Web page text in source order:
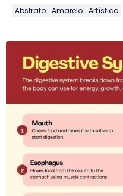
Abstrato Amarelo Artístico